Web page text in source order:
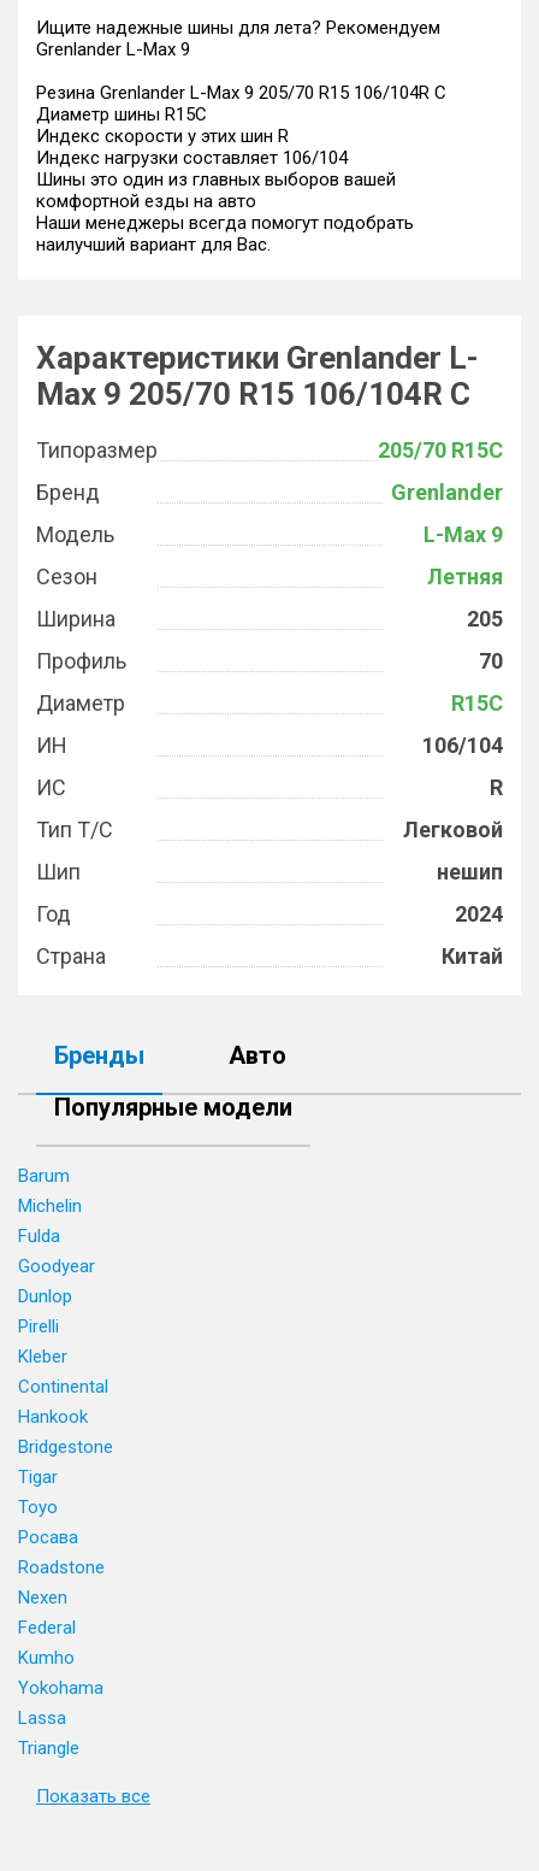
Ищите надежные шины для лета? Рекомендуем
Grenlander L-Max 9
Резина Grenlander L-Max 9 205/70 R15 106/104R C
Диаметр шины R15C
Индекс скорости у этих шин R
Индекс нагрузки составляет 106/104
Шины это один из главных выборов вашей
комфортной езды на авто
Наши менеджеры всегда помогут подобрать
наилучший вариант для Вас.
Характеристики Grenlander L-
Max 9 205/70 R15 106/104R C
Типоразмер
205/70 R15C
Бренд
Grenlander
Модель
L-Max 9
Сезон
Летняя
Ширина
205
Профиль
70
Диаметр
R15C
ИН
106/104
ИС
R
Тип Т/С
Легковой
Шип
нешип
Год
2024
Страна
Китай
Бренды
Авто
Популярные модели
Barum
Michelin
Fulda
Goodyear
Dunlop
Pirelli
Kleber
Continental
Hankook
Bridgestone
Tigar
Toyo
Росава
Roadstone
Nexen
Federal
Kumho
Yokohama
Lassa
Triangle
Показать все